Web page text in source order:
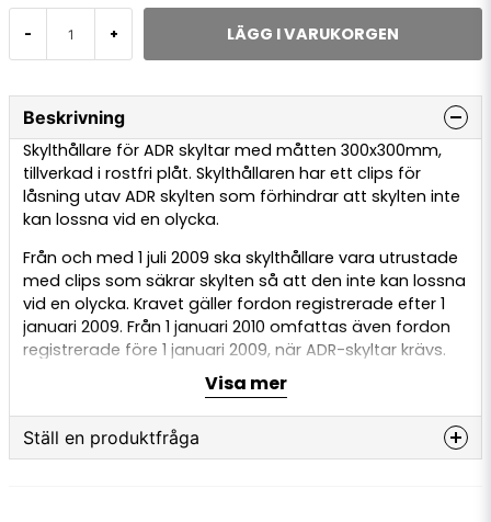
- + LÄGG I VARUKORGEN
Beskrivning
Skylthållare för ADR skyltar med måtten 300x300mm,
tillverkad i rostfri plåt. Skylthållaren har ett clips för
låsning utav ADR skylten som förhindrar att skylten inte
kan lossna vid en olycka.
Från och med 1 juli 2009 ska skylt­hållare vara utrustade
med clips som säkrar skylten så att den inte kan lossna
vid en olycka. Kravet gäller fordon registrerade efter 1
januari 2009. Från 1 januari 2010 omfattas även fordon
registrerade före 1 januari 2009, när ADR-skyltar krävs.
Observera: Hållare av aluminium är inte längre tillåtna.
Denna hållare är tillverkad i rostfri stålplåt med
svartlackerad baksida och levereras med integrerade
clips.
Visa mer
Ställ en produktfråga